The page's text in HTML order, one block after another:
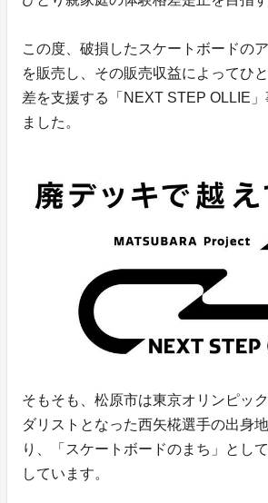
この度、破損したスケートボードの
を販売し、その販売収益によってひ
差を支援する「NEXT STEP OLLIE
ました。
そもそも、松原市は東京オリンピッ
ダリストとなった西矢椛選手の出身
り、「スケートボードのまち」とし
しています。